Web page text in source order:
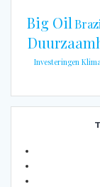
Big Oil
Investeringen